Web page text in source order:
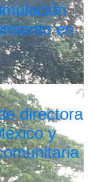
en
directora
y